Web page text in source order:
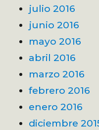
julio 2016
junio 2016
mayo 2016
abril 2016
marzo 2016
febrero 2016
enero 2016
diciembre